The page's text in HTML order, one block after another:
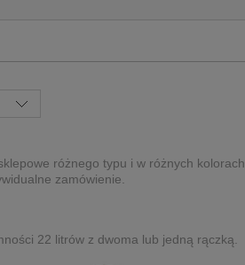
różnego typu i w różnych kolorach.
zamówienie.
22 litrów z dwoma lub jedną rączką.